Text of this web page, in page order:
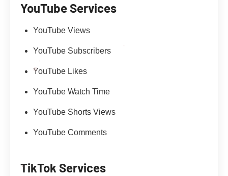
YouTube Services
YouTube Views
YouTube Subscribers
YouTube Likes
YouTube Watch Time
YouTube Shorts Views
YouTube Comments
TikTok Services